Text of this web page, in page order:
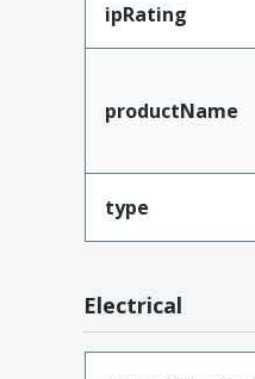
ipRating
productName
type
Electrical